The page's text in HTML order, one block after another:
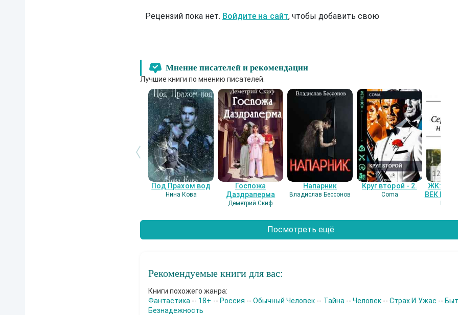
Рецензий пока нет. Войдите на сайт, чтобы добавить свою
Мнение писателей и рекомендации
Лучшие книги по мнению писателей.
Под Прахом вод
Нина Кова
Госпожа
Даздраперма
Деметрий Скиф
Напарник
Владислав Бессонов
Круг второй - 2.
Coma
ЖК:
ВЕК
Посмотреть ещё
Рекомендуемые книги для вас:
Книги похожего жанра:
Фантастика -- 18+ -- Россия --Обычный Человек -- Тайна-- Человек--Страх И Ужас -- Быт
Безнадежность